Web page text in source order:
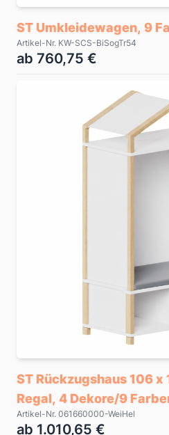
ST Umkleidewagen, 9
Artikel-Nr. KW-SCS-BiSogTr54
ab 760,75 €
ST Rückzugshaus 106
Regal, 4 Dekore/9
Artikel-Nr. 061660000-WeiHel
ab 1.010,65 €